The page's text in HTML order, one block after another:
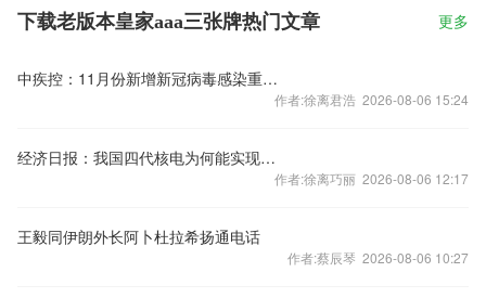
下载老版本皇家aaa三张牌热门文章 更多
中疾控：11月份新增新冠病毒感染重症病例135例
作者:徐离君浩 2026-08-06 15:24
经济日报：我国四代核电为何能实现领跑
作者:徐离巧丽 2026-08-06 12:17
王毅同伊朗外长阿卜杜拉希扬通电话
作者:蔡辰琴 2026-08-06 10:27